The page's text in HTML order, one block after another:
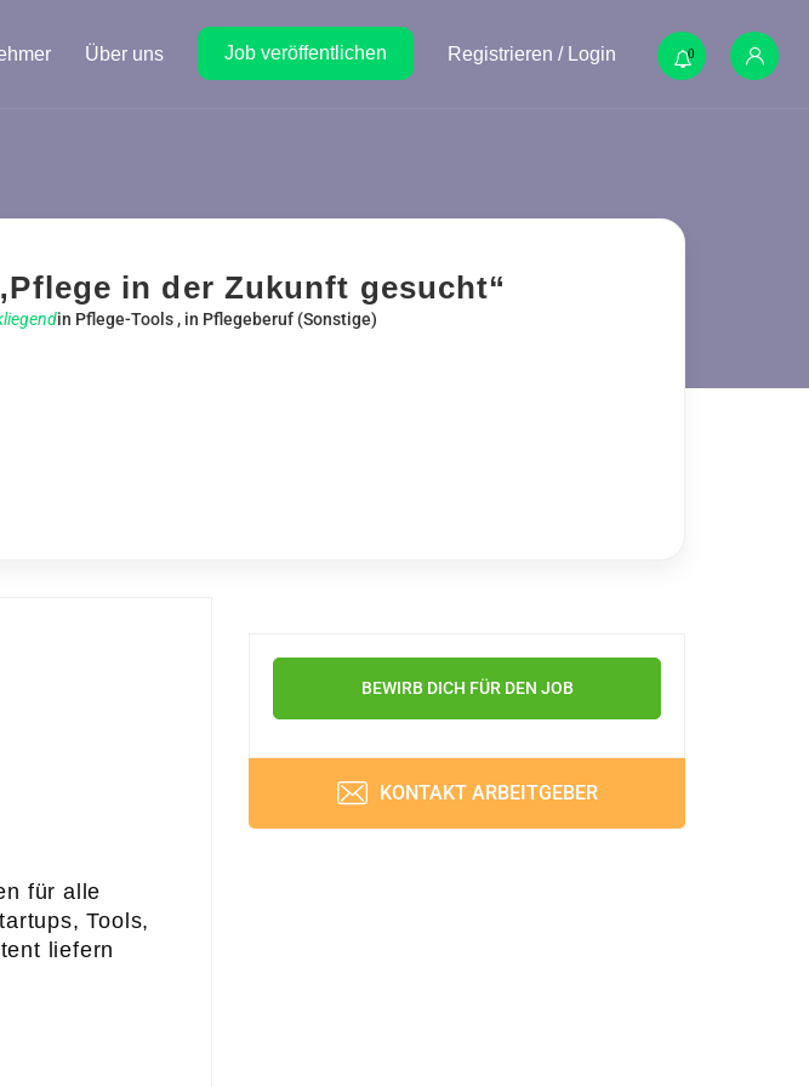
Über uns Job veröffentlichen Registrieren / Login 0
in der Zukunft gesucht“
in Pflege-Tools , in Pflegeberuf (Sonstige)
für alle
Tools,
liefern
BEWIRB DICH FÜR DEN JOB
KONTAKT ARBEITGEBER